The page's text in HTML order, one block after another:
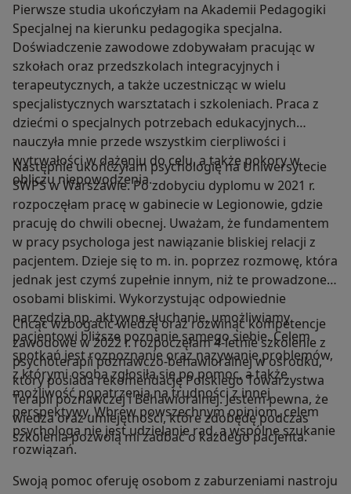
Pierwsze studia ukończyłam na Akademii Pedagogiki
Specjalnej na kierunku pedagogika specjalna.
Doświadczenie zawodowe zdobywałam pracując w
szkołach oraz przedszkolach integracyjnych i
terapeutycznych, a także uczestnicząc w wielu
specjalistycznych warsztatach i szkoleniach. Praca z
dziećmi o specjalnych potrzebach edukacyjnych
nauczyła mnie przede wszystkim cierpliwości i
wytrwałości w dążeniu do celu, a także pokory w
obliczu niepowodzenia.
Następnie ukończyłam psychologię na Uniwersytecie
SWPS w Warszawie. Po zdobyciu dyplomu w 2021 r.
rozpoczęłam pracę w gabinecie w Legionowie, gdzie
pracuję do chwili obecnej. Uważam, że fundamentem
w pracy psychologa jest nawiązanie bliskiej relacji z
pacjentem. Dzieje się to m. in. poprzez rozmowę, która
jednak jest czymś zupełnie innym, niż te prowadzone z
osobami bliskimi. Wykorzystując odpowiednie
narzędzia np. aktywne słuchanie, umożliwiamy
pacjentowi bliższe poznanie samego siebie. Celem
spotkań jest rozpoznanie oraz nazywanie problemów,
z którymi osoba zgłosiła się po pomoc, a także
możliwość popatrzenia na trudności z innej
perspektywy. Wbrew powszechnym opiniom, celem
psychologa nie jest udzielanie rad, a wspólne szukanie
rozwiązań.
Chcąc wzbogacić wiedzę oraz rozwinąć kompetencje
zawodowe w 2022 r. rozpoczęłam 4-letnie szkolenie z
psychoterapii poznawczo-behawioralnej w ośrodku,
który posiada rekomendację Polskiego Towarzystwa
Terapii poznawczej i Behawioralnej. Jestem pewna, że
wiedza oraz umiejętności, które zdobędę podczas
szkolenia pozwolą mi zadbać o każdego pacjenta.
Swoją pomoc oferuję osobom z zaburzeniami nastroju